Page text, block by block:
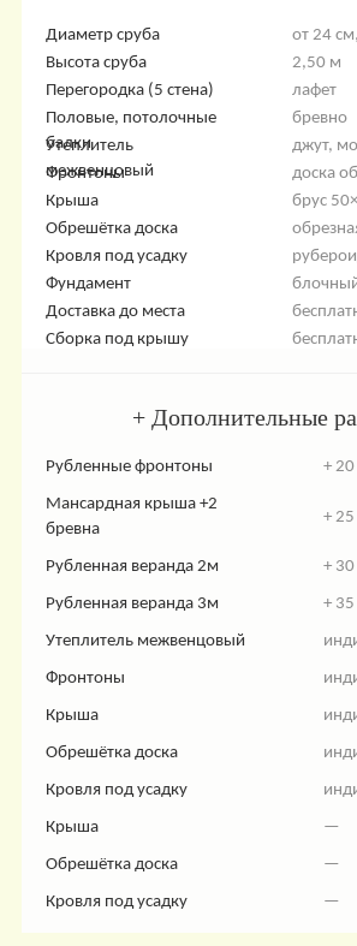
Диаметр сруба
от 24
Высота сруба
2,50 м
Перегородка (5 стена)
лафет
Половые, потолочные
балки
бревно
Утеплитель
межвенцовый
джут,
Фронтоны
доска
Крыша
брус
Обрешётка доска
Кровля под усадку
Фундамент
Доставка до места
Сборка под крышу
+ Дополнительные
Рубленные фронтоны +
Мансардная крыша +2
бревна
+
Рубленная веранда 2м +
Рубленная веранда 3м +
Утеплитель межвенцовый
Фронтоны
Крыша
Обрешётка доска
Кровля под усадку
Крыша —
Обрешётка доска —
Кровля под усадку —